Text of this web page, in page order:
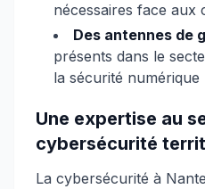
nécessaires face aux
Des antennes de
présents dans le
la sécurité numérique
Une expertise au
cybersécurité
La cybersécurité à